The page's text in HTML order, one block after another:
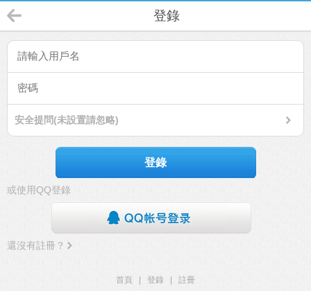
登錄
安全提問(未設置請忽略)
登錄
或使用QQ登錄
還沒有註冊？
首頁 登錄
註冊